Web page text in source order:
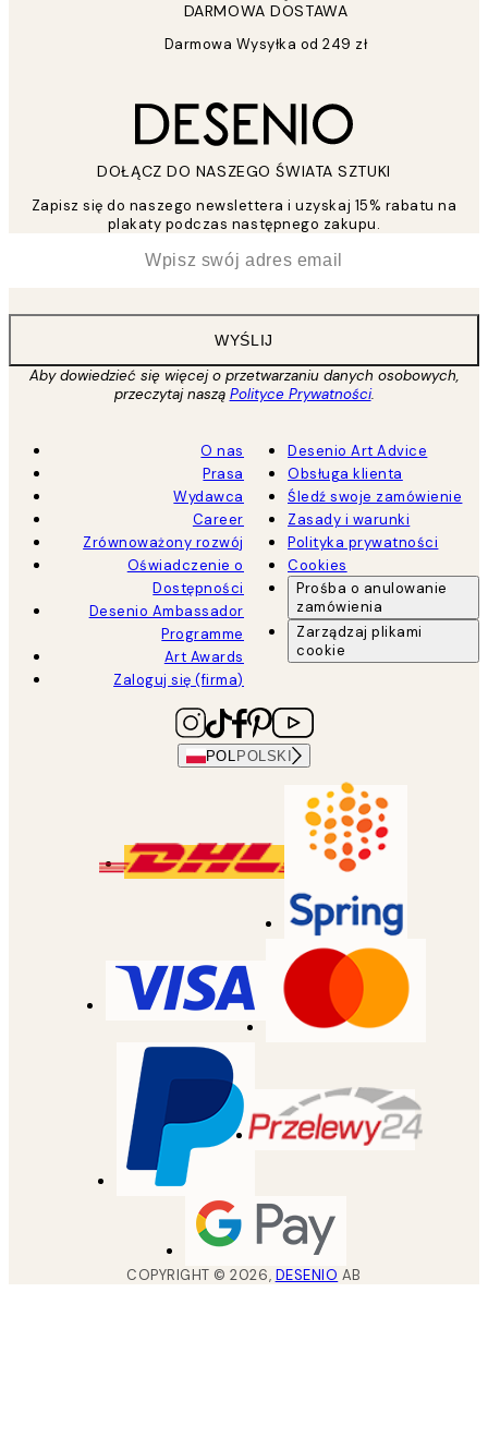
DARMOWA DOSTAWA
Darmowa Wysyłka od 249 zł
DOŁĄCZ DO NASZEGO ŚWIATA SZTUKI
Zapisz się do naszego newslettera i uzyskaj 15% rabatu na
plakaty podczas następnego zakupu.
WYŚLIJ
Aby dowiedzieć się więcej o przetwarzaniu danych osobowych,
przeczytaj naszą Polityce Prywatności.
O nas
Prasa
Wydawca
Career
Zrównoważony rozwój
Oświadczenie o
Dostępności
Desenio Ambassador
Programme
Art Awards
Zaloguj się (firma)
Desenio Art Advice
Obsługa klienta
Śledź swoje zamówienie
Zasady i warunki
Polityka prywatności
Cookies
Prośba o anulowanie
zamówienia
Zarządzaj plikami
cookie
POL POLSKI
COPYRIGHT ©2026, DESENIO AB